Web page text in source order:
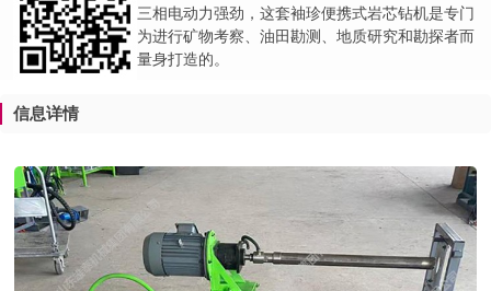
三相电动力强劲，这套袖珍便携式岩芯钻机是专门
为进行矿物考察、油田勘测、地质研究和勘探者而
量身打造的。
信息详情